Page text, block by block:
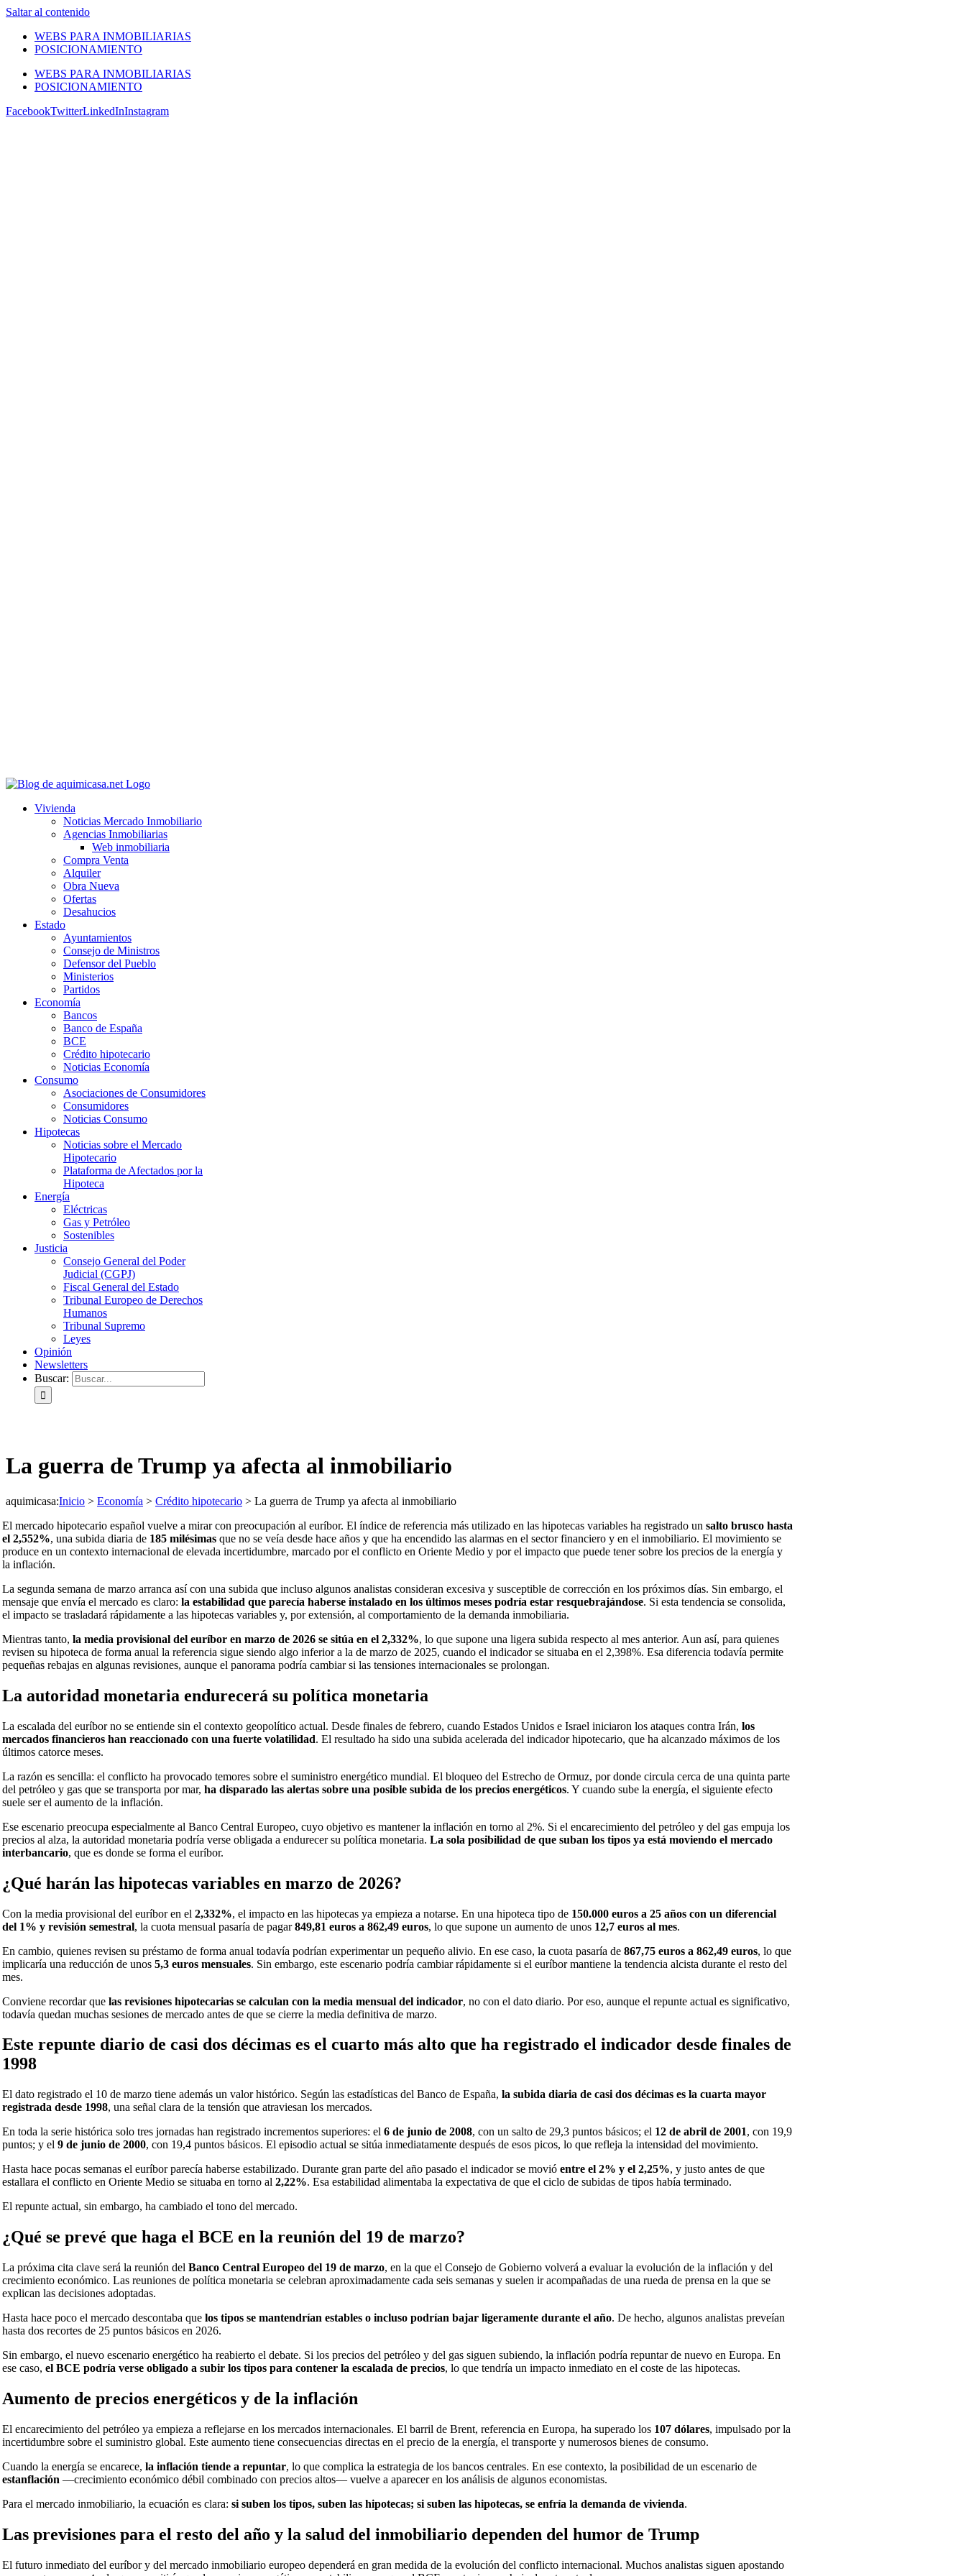
Saltar al contenido
WEBS PARA INMOBILIARIAS
POSICIONAMIENTO
WEBS PARA INMOBILIARIAS
POSICIONAMIENTO
FacebookTwitterLinkedInInstagram
Vivienda
Noticias Mercado Inmobiliario
Agencias Inmobiliarias
Web inmobiliaria
Compra Venta
Alquiler
Obra Nueva
Ofertas
Desahucios
Estado
Ayuntamientos
Consejo de Ministros
Defensor del Pueblo
Ministerios
Partidos
Economía
Bancos
Banco de España
BCE
Crédito hipotecario
Noticias Economía
Consumo
Asociaciones de Consumidores
Consumidores
Noticias Consumo
Hipotecas
Noticias sobre el Mercado
Hipotecario
Plataforma de Afectados por la
Hipoteca
Energía
Eléctricas
Gas y Petróleo
Sostenibles
Justicia
Consejo General del Poder
Judicial (CGPJ)
Fiscal General del Estado
Tribunal Europeo de Derechos
Humanos
Tribunal Supremo
Leyes
Opinión
Newsletters
Buscar:
La guerra de Trump ya afecta al inmobiliario
aquimicasa:Inicio > Economía > Crédito hipotecario > La guerra de Trump ya afecta al inmobiliario
El mercado hipotecario español vuelve a mirar con preocupación al euríbor. El índice de referencia más utilizado en las hipotecas variables ha registrado unsalto brusco hasta
el 2,552%, una subida diaria de 185 milésimas que no se veía desde hace años y que ha encendido las alarmas en el sector financiero y en el inmobiliario. El movimiento se
produce en un contexto internacional de elevada incertidumbre, marcado por el conflicto en Oriente Medio y por el impacto que puede tener sobre los precios de la energía y
la inflación.
La segunda semana de marzo arranca así con una subida que incluso algunos analistas consideran excesiva y susceptible de corrección en los próximos días. Sin embargo, el
mensaje que envía el mercado es claro:la estabilidad que parecía haberse instalado en los últimos meses podría estar resquebrajándose. Si esta tendencia se consolida,
el impacto se trasladará rápidamente a las hipotecas variables y, por extensión, al comportamiento de la demanda inmobiliaria.
Mientras tanto,la media provisional del euríbor en marzo de 2026 se sitúa en el 2,332%, lo que supone una ligera subida respecto al mes anterior. Aun así, para quienes
revisen su hipoteca de forma anual la referencia sigue siendo algo inferior a la de marzo de 2025, cuando el indicador se situaba en el 2,398%. Esa diferencia todavía permite
pequeñas rebajas en algunas revisiones, aunque el panorama podría cambiar si las tensiones internacionales se prolongan.
La autoridad monetaria endurecerá su política monetaria
La escalada del euríbor no se entiende sin el contexto geopolítico actual. Desde finales de febrero, cuando Estados Unidos e Israel iniciaron los ataques contra Irán,los
mercados financieros han reaccionado con una fuerte volatilidad. El resultado ha sido una subida acelerada del indicador hipotecario, que ha alcanzado máximos de los
últimos catorce meses.
La razón es sencilla: el conflicto ha provocado temores sobre el suministro energético mundial. El bloqueo del Estrecho de Ormuz, por donde circula cerca de una quinta parte
del petróleo y gas que se transporta por mar,ha disparado las alertas sobre una posible subida de los precios energéticos. Y cuando sube la energía, el siguiente efecto
suele ser el aumento de la inflación.
Ese escenario preocupa especialmente al Banco Central Europeo, cuyo objetivo es mantener la inflación en torno al 2%. Si el encarecimiento del petróleo y del gas empuja los
precios al alza, la autoridad monetaria podría verse obligada a endurecer su política monetaria.La sola posibilidad de que suban los tipos ya está moviendo el mercado
interbancario, que es donde se forma el euríbor.
¿Qué harán las hipotecas variables en marzo de 2026?
Con la media provisional del euríbor en el2,332%, el impacto en las hipotecas ya empieza a notarse. En una hipoteca tipo de 150.000 euros a 25 años con un diferencial
del 1% y revisión semestral, la cuota mensual pasaría de pagar849,81 euros a 862,49 euros, lo que supone un aumento de unos 12,7 euros al mes.
En cambio, quienes revisen su préstamo de forma anual todavía podrían experimentar un pequeño alivio. En ese caso, la cuota pasaría de867,75 euros a 862,49 euros, lo que
implicaría una reducción de unos5,3 euros mensuales. Sin embargo, este escenario podría cambiar rápidamente si el euríbor mantiene la tendencia alcista durante el resto del
mes.
Conviene recordar quelas revisiones hipotecarias se calculan con la media mensual del indicador, no con el dato diario. Por eso, aunque el repunte actual es significativo,
todavía quedan muchas sesiones de mercado antes de que se cierre la media definitiva de marzo.
Este repunte diario de casi dos décimas es el cuarto más alto que ha registrado el indicador desde finales de
1998
El dato registrado el 10 de marzo tiene además un valor histórico. Según las estadísticas del Banco de España,la subida diaria de casi dos décimas es la cuarta mayor
registrada desde 1998, una señal clara de la tensión que atraviesan los mercados.
En toda la serie histórica solo tres jornadas han registrado incrementos superiores: el6 de junio de 2008, con un salto de 29,3 puntos básicos; el 12 de abril de 2001, con 19,9
puntos; y el9 de junio de 2000, con 19,4 puntos básicos. El episodio actual se sitúa inmediatamente después de esos picos, lo que refleja la intensidad del movimiento.
Hasta hace pocas semanas el euríbor parecía haberse estabilizado. Durante gran parte del año pasado el indicador se movióentre el 2% y el 2,25%, y justo antes de que
estallara el conflicto en Oriente Medio se situaba en torno al2,22%. Esa estabilidad alimentaba la expectativa de que el ciclo de subidas de tipos había terminado.
El repunte actual, sin embargo, ha cambiado el tono del mercado.
¿Qué se prevé que haga el BCE en la reunión del 19 de marzo?
La próxima cita clave será la reunión delBanco Central Europeo del 19 de marzo, en la que el Consejo de Gobierno volverá a evaluar la evolución de la inflación y del
crecimiento económico. Las reuniones de política monetaria se celebran aproximadamente cada seis semanas y suelen ir acompañadas de una rueda de prensa en la que se
explican las decisiones adoptadas.
Hasta hace poco el mercado descontaba quelos tipos se mantendrían estables o incluso podrían bajar ligeramente durante el año. De hecho, algunos analistas preveían
hasta dos recortes de 25 puntos básicos en 2026.
Sin embargo, el nuevo escenario energético ha reabierto el debate. Si los precios del petróleo y del gas siguen subiendo, la inflación podría repuntar de nuevo en Europa. En
ese caso,el BCE podría verse obligado a subir los tipos para contener la escalada de precios, lo que tendría un impacto inmediato en el coste de las hipotecas.
Aumento de precios energéticos y de la inflación
El encarecimiento del petróleo ya empieza a reflejarse en los mercados internacionales. El barril de Brent, referencia en Europa, ha superado los 107 dólares, impulsado por la
incertidumbre sobre el suministro global. Este aumento tiene consecuencias directas en el precio de la energía, el transporte y numerosos bienes de consumo.
Cuando la energía se encarece,la inflación tiende a repuntar, lo que complica la estrategia de los bancos centrales. En ese contexto, la posibilidad de un escenario de
estanflación —crecimiento económico débil combinado con precios altos— vuelve a aparecer en los análisis de algunos economistas.
Para el mercado inmobiliario, la ecuación es clara:si suben los tipos, suben las hipotecas; si suben las hipotecas, se enfría la demanda de vivienda.
Las previsiones para el resto del año y la salud del inmobiliario dependen del humor de Trump
El futuro inmediato del euríbor y del mercado inmobiliario europeo dependerá en gran medida de la evolución del conflicto internacional. Muchos analistas siguen apostando